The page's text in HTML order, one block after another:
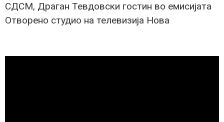
СДСМ, Драган Тевдовски гостин во емисијата
Отворено студио на телевизија Нова